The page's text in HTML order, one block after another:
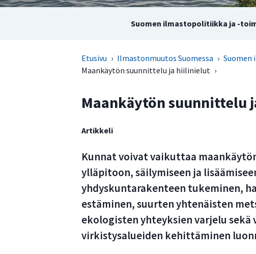
Suomen ilmastopolitiikka ja -
Etusivu › Ilmastonmuutos Suomessa ›
Maankäytön suunnittelu ja hiilinielut ›
Maankäytön suunnittelu
Artikkeli
Kunnat voivat vaikuttaa
ylläpitoon, säilymiseen ja
yhdyskuntarakenteen tukeminen,
estäminen, suurten yhtenäisten
ekologisten yhteyksien varjelu sekä
virkistysalueiden kehittäminen